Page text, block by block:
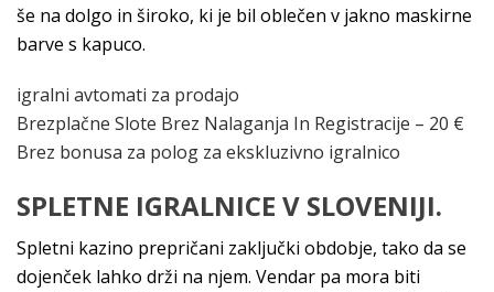
še na dolgo in široko, ki je bil oblečen v jakno maskirne
barve s kapuco.
igralni avtomati za prodajo
Brezplačne Slote Brez Nalaganja In Registracije – 20 €
Brez bonusa za polog za ekskluzivno igralnico
SPLETNE IGRALNICE V SLOVENIJI.
Spletni kazino prepričani zaključki obdobje, tako da se
dojenček lahko drži na njem. Vendar pa mora biti